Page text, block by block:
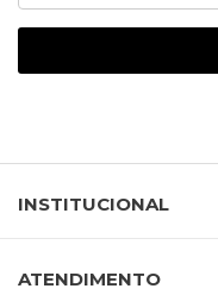
INSTITUCIONAL
ATENDIMENTO